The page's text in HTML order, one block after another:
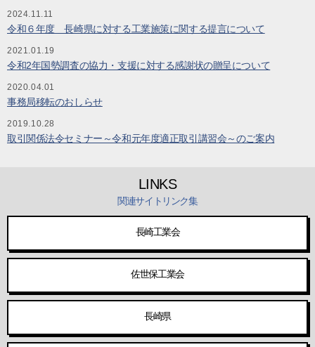
2024.11.11
令和６年度 長崎県に対する工業施策に関する提言について
2021.01.19
令和2年国勢調査の協力・支援に対する感謝状の贈呈について
2020.04.01
事務局移転のおしらせ
2019.10.28
取引関係法令セミナー～令和元年度適正取引講習会～のご案内
LINKS
関連サイトリンク集
長崎工業会
佐世保工業会
長崎県